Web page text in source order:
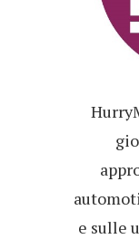
e sulle